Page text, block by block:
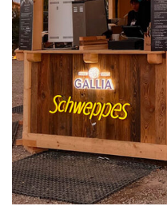
EVENEMENTS ET
Villages